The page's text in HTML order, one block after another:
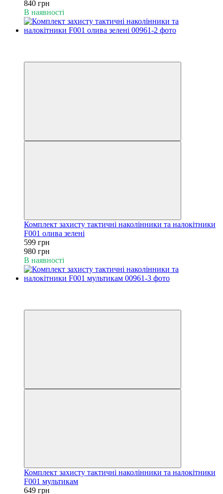
840 грн
В наявності
Комплект захисту тактичні наколінники та налокітники
F001 олива зелені
599 грн
980 грн
В наявності
Комплект захисту тактичні наколінники та налокітники
F001 мультикам
649 грн